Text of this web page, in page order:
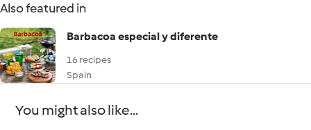
Also featured in
Barbacoa especial y diferente
16 recipes
Spain
You might also like...